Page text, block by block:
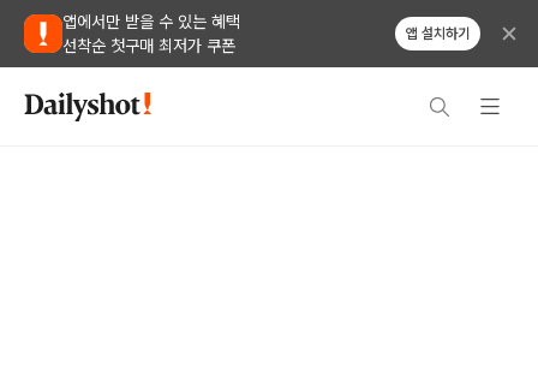
앱에서만 받을 수 있는 혜택
선착순 첫구매 최저가 쿠폰
앱 설치하기